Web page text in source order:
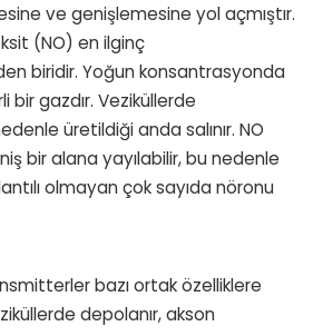
ve genişlemesine yol açmıştır.
(NO) en ilginç
biridir. Yoğun konsantrasyonda
bir gazdır. Veziküllerde
üretildiği anda salınır. NO
bir alana yayılabilir, bu nedenle
olmayan çok sayıda nöronu
bazı ortak özelliklere
depolanır, akson